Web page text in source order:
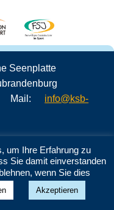
Seenplatte
| Mail: info@ksb-
um Ihre Erfahrung zu
Sie damit einverstanden
wenn Sie dies
Akzeptieren